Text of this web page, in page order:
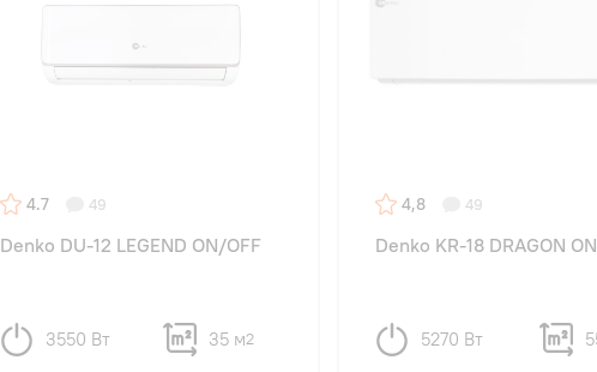
4.7 49
Denko DU-12 LEGEND ON/OFF
3550 Вт 35 м2
4,8 49
Denko KR-18 DRAGON
5270 Вт